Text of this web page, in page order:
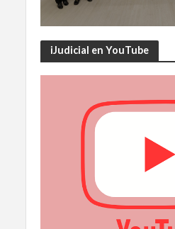
iJudicial en YouTube